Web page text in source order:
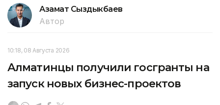
Азамат Сыздыкбаев
Автор
10:18, 08 Августа 2026
Алматинцы получили госгранты на
запуск новых бизнес-проектов